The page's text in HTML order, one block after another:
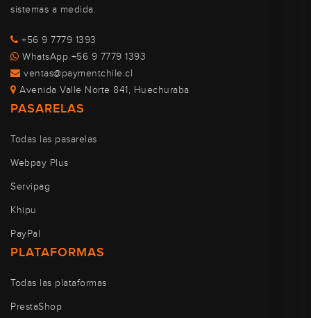
sistemas a medida.
+56 9 7779 1393
WhatsApp +56 9 7779 1393
ventas@paymentchile.cl
Avenida Valle Norte 841, Huechuraba
PASARELAS
Todas las pasarelas
Webpay Plus
Servipag
Khipu
PayPal
PLATAFORMAS
Todas las plataformas
PrestaShop